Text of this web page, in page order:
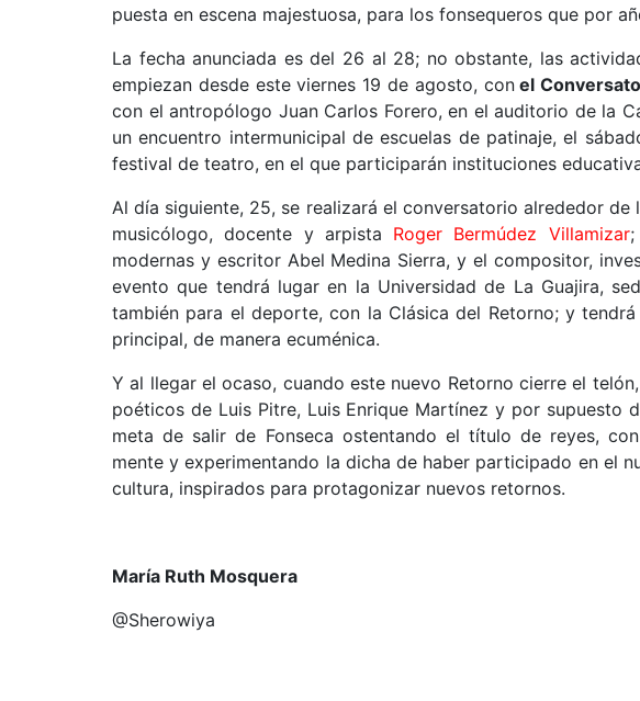
puesta en escena majestuosa, para los fonsequeros que por
La fecha anunciada es del 26 al 28; no obstante, las
empiezan desde este viernes 19 de agosto, conel
con el antropólogo Juan Carlos Forero, en el auditorio de la
un encuentro intermunicipal de escuelas de patinaje, el
festival de teatro, en el que participarán instituciones
Al día siguiente, 25, se realizará el conversatorio alrededor
musicólogo, docente y arpista Roger Bermúdez Villamizar;
modernas y escritor Abel Medina Sierra, y el compositor,
evento que tendrá lugar en la Universidad de La Guajira,
también para el deporte, con la Clásica del Retorno; y
principal, de manera ecuménica.
Y al llegar el ocaso, cuando este nuevo Retorno cierre el
poéticos de Luis Pitre, Luis Enrique Martínez y por supuesto
meta de salir de Fonseca ostentando el título de reyes,
mente y experimentando la dicha de haber participado en el
cultura, inspirados para protagonizar nuevos retornos.
María Ruth Mosquera
@Sherowiya